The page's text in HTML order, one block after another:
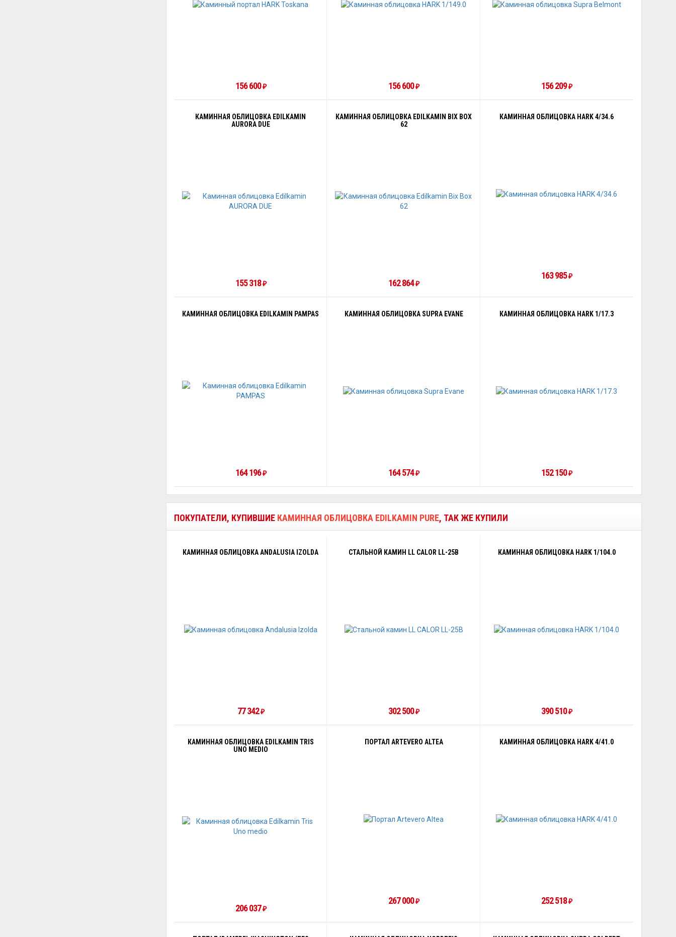
156 600₽ 156 600₽ 156 209₽
КАМИННАЯ ОБЛИЦОВКА EDILKAMIN
AURORA DUE
155 318₽
КАМИННАЯ ОБЛИЦОВКА EDILKAMIN BIX BOX
62
162 864₽
КАМИННАЯ ОБЛИЦОВКА HARK 4/34.6
163 985₽
КАМИННАЯ ОБЛИЦОВКА EDILKAMIN PAMPAS
164 196₽
КАМИННАЯ ОБЛИЦОВКА SUPRA EVANE
164 574₽
КАМИННАЯ ОБЛИЦОВКА HARK 1/17.3
152 150₽
ПОКУПАТЕЛИ, КУПИВШИЕ КАМИННАЯ ОБЛИЦОВКА EDILKAMIN PURE, ТАК ЖЕ КУПИЛИ
КАМИННАЯ ОБЛИЦОВКА ANDALUSIA IZOLDA
77 342₽
СТАЛЬНОЙ КАМИН LL CALOR LL-25B
302 500₽
КАМИННАЯ ОБЛИЦОВКА HARK 1/104.0
390 510₽
КАМИННАЯ ОБЛИЦОВКА EDILKAMIN TRIS
UNO MEDIO
206 037₽
ПОРТАЛ ARTEVERO ALTEA
267 000₽
КАМИННАЯ ОБЛИЦОВКА HARK 4/41.0
252 518₽